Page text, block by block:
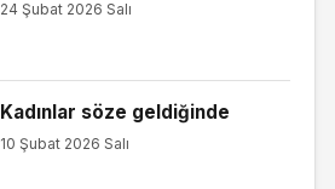
24 Şubat 2026 Salı
Kadınlar söze geldiğinde
10 Şubat 2026 Salı